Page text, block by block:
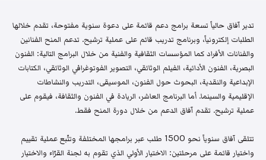
تدير آفاق حالياً تسعة برامج دعم قائمة على دعوة سنوية مفتوحة، تقدم خلالها
الطلبات إلكترونياً، وبرنامج تدريب قائم على عملية ترشيح. تدعم المنح الفنانين
والفنانات الأفراد كما المؤسسات الثقافية والفنية من خلال البرامج التالية: الفنون
البصرية، الفنون الأدائية، الفيلم الوثائقي، التصوير الفوتوغرافي الوثائقي، الكتابات
الإبداعية والنقدية، البحوث حول الفنون، الموسيقى، التدريب والنشاطات
الإقليمية والسينما. أما البرنامج العاشر، الريادة في الفنون والثقافة، فيقوم على
عملية ترشيح. تقدم آفاق الدعم من خلال دورة المنح فقط.
تتلقى آفاق سنوياً نحو 1500 طلب عبر برامجها المختلفة وتتّبع عملية تقييم
واختيار قائمة على مرحلتين: الاختيار الأولي الذي تقوم به لجنة القرّاء والاختيار